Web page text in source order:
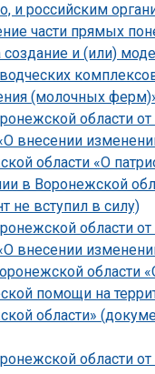
и российским
части прямых
создание и (или)
(молочных
области
внесении
области «О
в Воронежской
не вступил в силу)
области
внесении
области
помощи на
области»
области